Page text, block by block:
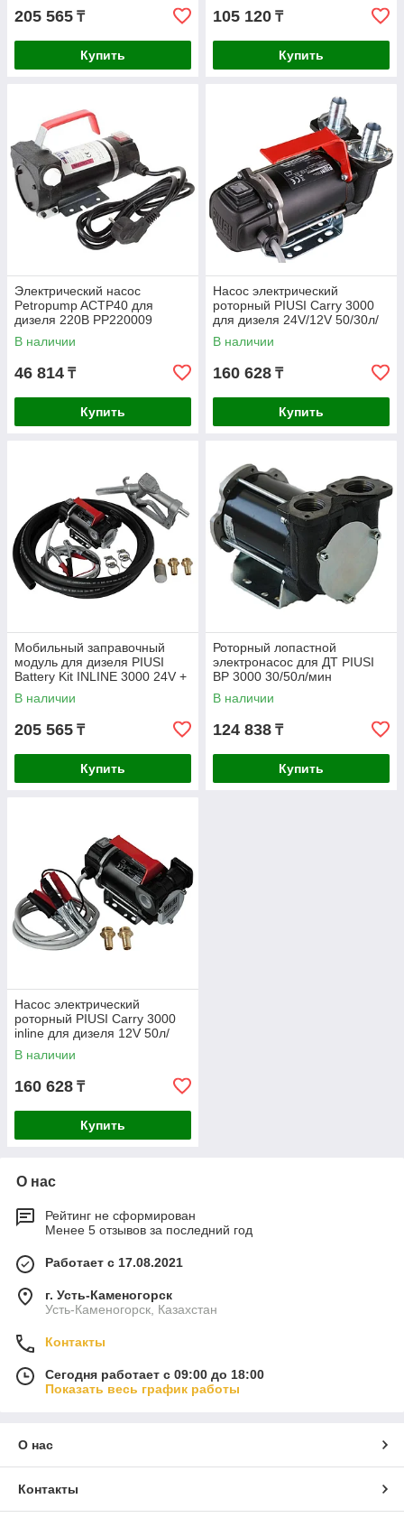
205 565 ₸
Купить
105 120 ₸
Купить
Электрический насос
Petropump ACTP40 для
дизеля 220В PP220009
В наличии
46 814 ₸
Купить
Насос электрический
роторный PIUSI Carry 3000
для дизеля 24V/12V 50/30л/
мин F0022400C
В наличии
160 628 ₸
Купить
Мобильный заправочный
модуль для дизеля PIUSI
Battery Kit INLINE 3000 24V +
мех. пистолет 50л/мин
F00226380
В наличии
205 565 ₸
Купить
Роторный лопастной
электронасос для ДТ PIUSI
BP 3000 30/50л/мин
F00347000
В наличии
124 838 ₸
Купить
Насос электрический
роторный PIUSI Carry 3000
inline для дизеля 12V 50л/
мин F00223260
В наличии
160 628 ₸
Купить
О нас
Рейтинг не сформирован
Менее 5 отзывов за последний год
Работает с 17.08.2021
г. Усть-Каменогорск
Усть-Каменогорск, Казахстан
Контакты
Сегодня работает с 09:00 до 18:00
Показать весь график работы
О нас
Контакты